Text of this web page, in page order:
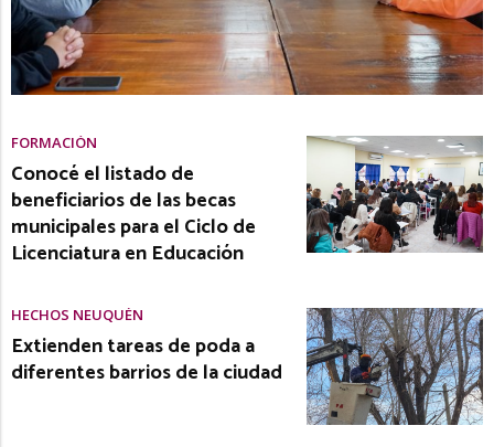
FORMACIÓN
Conocé el listado de
beneficiarios de las becas
municipales para el Ciclo de
Licenciatura en Educación
HECHOS NEUQUÉN
Extienden tareas de poda a
diferentes barrios de la ciudad